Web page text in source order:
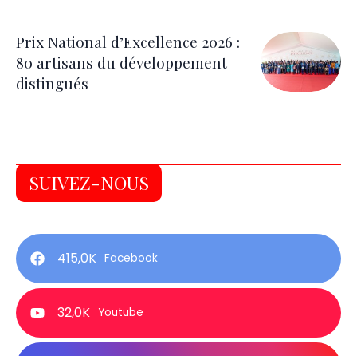
Prix National d’Excellence 2026 :
80 artisans du développement
distingués
SUIVEZ-NOUS
415,0K Facebook
32,0K Youtube